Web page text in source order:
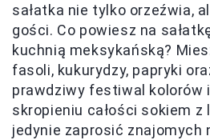
sałatka nie tylko orzeźwia,
gości. Co powiesz na
kuchnią meksykańską?
fasoli, kukurydzy, papryki
prawdziwy festiwal kolorów
skropieniu całości sokiem z
jedynie zaprosić znajomych